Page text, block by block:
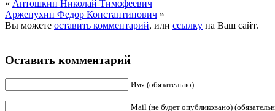
« Антошкин Николай Тимофеевич
Арженухин Федор Константинович »
Вы можете оставить комментарий, или ссылку на Ваш сайт.
Оставить комментарий
Имя (обязательно)
Mail (не будет опубликовано)